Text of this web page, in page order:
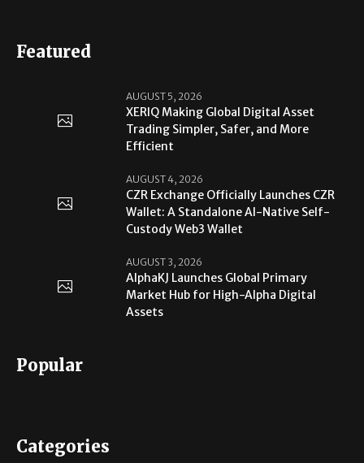
Featured
AUGUST 5, 2026
XERIQ Making Global Digital Asset
Trading Simpler, Safer, and More
Efficient
AUGUST 4, 2026
CZR Exchange Officially Launches CZR
Wallet: A Standalone AI-Native Self-
Custody Web3 Wallet
AUGUST 3, 2026
AlphaKJ Launches Global Primary
Market Hub for High-Alpha Digital
Assets
Popular
Categories